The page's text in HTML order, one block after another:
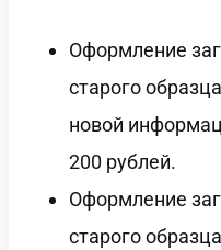
Оформление
старого
новой
200 рублей.
Оформление
старого